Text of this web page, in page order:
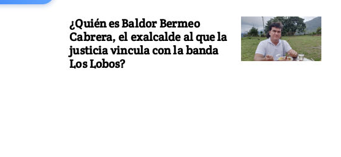
¿Quién es Baldor Bermeo
Cabrera, el exalcalde al que la
justicia vincula con la banda
Los Lobos?